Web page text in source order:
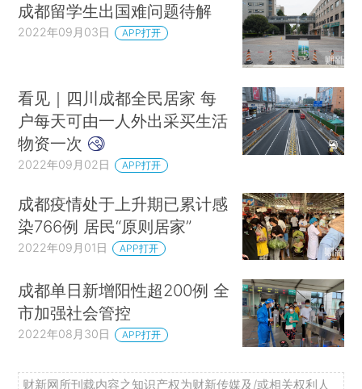
成都留学生出国难问题待解
2022年09月03日 APP打开
看见｜四川成都全民居家 每
户每天可由一人外出采买生活
物资一次
2022年09月02日 APP打开
成都疫情处于上升期已累计感
染766例 居民“原则居家”
2022年09月01日 APP打开
成都单日新增阳性超200例 全
市加强社会管控
2022年08月30日 APP打开
财新网所刊载内容之知识产权为财新传媒及/或相关权利人